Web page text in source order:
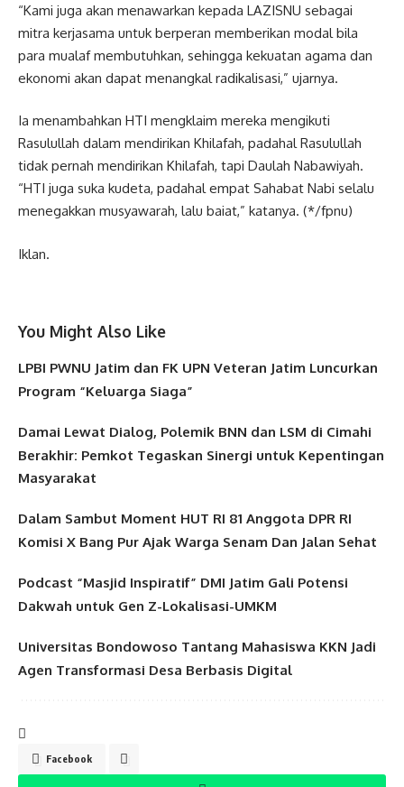
“Kami juga akan menawarkan kepada LAZISNU sebagai
mitra kerjasama untuk berperan memberikan modal bila
para mualaf membutuhkan, sehingga kekuatan agama dan
ekonomi akan dapat menangkal radikalisasi,” ujarnya.
Ia menambahkan HTI mengklaim mereka mengikuti
Rasulullah dalam mendirikan Khilafah, padahal Rasulullah
tidak pernah mendirikan Khilafah, tapi Daulah Nabawiyah.
“HTI juga suka kudeta, padahal empat Sahabat Nabi selalu
menegakkan musyawarah, lalu baiat,” katanya. (*/fpnu)
Iklan.
You Might Also Like
LPBI PWNU Jatim dan FK UPN Veteran Jatim Luncurkan
Program “Keluarga Siaga”
Damai Lewat Dialog, Polemik BNN dan LSM di Cimahi
Berakhir: Pemkot Tegaskan Sinergi untuk Kepentingan
Masyarakat
Dalam Sambut Moment HUT RI 81 Anggota DPR RI
Komisi X Bang Pur Ajak Warga Senam Dan Jalan Sehat
Podcast “Masjid Inspiratif” DMI Jatim Gali Potensi
Dakwah untuk Gen Z-Lokalisasi-UMKM
Universitas Bondowoso Tantang Mahasiswa KKN Jadi
Agen Transformasi Desa Berbasis Digital
Facebook